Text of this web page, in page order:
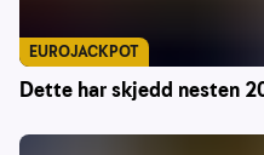
Dette har skjedd nesten
EUROJACKPOT